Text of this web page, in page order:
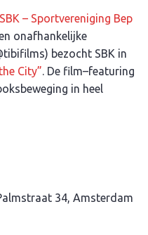
– Sportvereniging Bep
onafhankelijke
bezocht SBK in
City”. De film–featuring
in heel
34, Amsterdam